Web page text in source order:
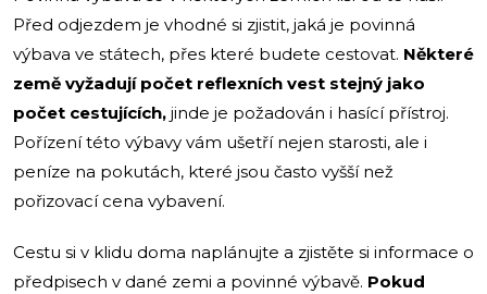
Před odjezdem je vhodné si zjistit, jaká je povinná
výbava ve státech, přes které budete cestovat. Některé
země vyžadují počet reflexních vest stejný jako
počet cestujících, jinde je požadován i hasící přístroj.
Pořízení této výbavy vám ušetří nejen starosti, ale i
peníze na pokutách, které jsou často vyšší než
pořizovací cena vybavení.
Cestu si v klidu doma naplánujte a zjistěte si informace o
předpisech v dané zemi a povinné výbavě. Pokud